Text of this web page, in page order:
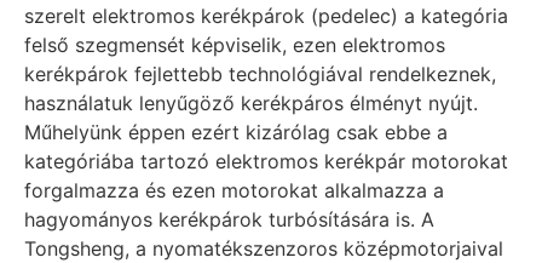
szerelt elektromos kerékpárok (pedelec) a kategória
felső szegmensét képviselik, ezen elektromos
kerékpárok fejlettebb technológiával rendelkeznek,
használatuk lenyűgöző kerékpáros élményt nyújt.
Műhelyünk éppen ezért kizárólag csak ebbe a
kategóriába tartozó elektromos kerékpár motorokat
forgalmazza és ezen motorokat alkalmazza a
hagyományos kerékpárok turbósítására is. A
Tongsheng, a nyomatékszenzoros középmotorjaival